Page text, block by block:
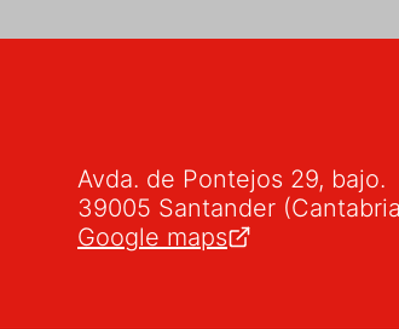
Avda. de Pontejos 29, bajo.
39005 Santander
Google maps